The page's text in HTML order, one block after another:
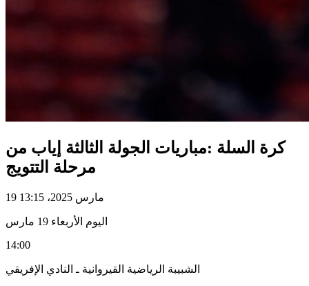
كرة السلة :مباريات الجولة الثالثة إياب من
مرحلة التتويج
19 مارس 2025، 13:15
اليوم الأربعاء 19 مارس
14:00
الشبيبة الرياضية القيروانية ـ النادي الإفريقي